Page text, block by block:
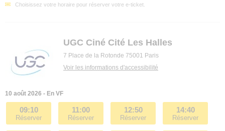
Choisissez votre horaire pour réserver votre e-ticket.
UGC Ciné Cité Les Halles
7 Place de la Rotonde 75001 Paris
Voir les informations d'accessibilité
10 août 2026 - En VF
09:10
Réserver
11:00
Réserver
12:50
Réserver
14:40
Réserver